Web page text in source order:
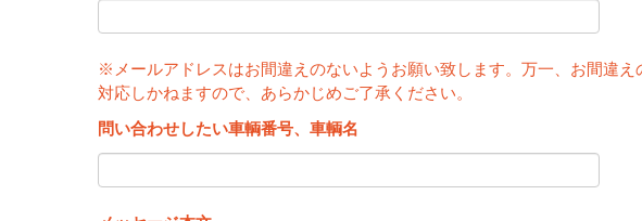
※メールアドレスはお間違えのないようお願い致します。万一、お間違え
対応しかねますので、あらかじめご了承ください。
問い合わせしたい車輌番号、車輌名